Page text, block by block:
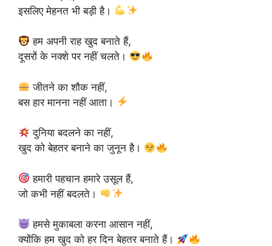
इसलिए मेहनत भी बड़ी है।
हम अपनी राह खुद बनाते हैं,
दूसरों के नक्शे पर नहीं चलते।
जीतने का शौक नहीं,
बस हार मानना नहीं आता।
दुनिया बदलने का नहीं,
खुद को बेहतर बनाने का जुनून है।
हमारी पहचान हमारे उसूल हैं,
जो कभी नहीं बदलते।
हमसे मुकाबला करना आसान नहीं,
क्योंकि हम खुद को हर दिन बेहतर बनाते हैं।